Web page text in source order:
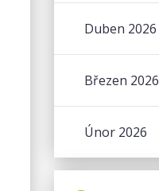
Duben 2026
Březen 2026
Únor 2026